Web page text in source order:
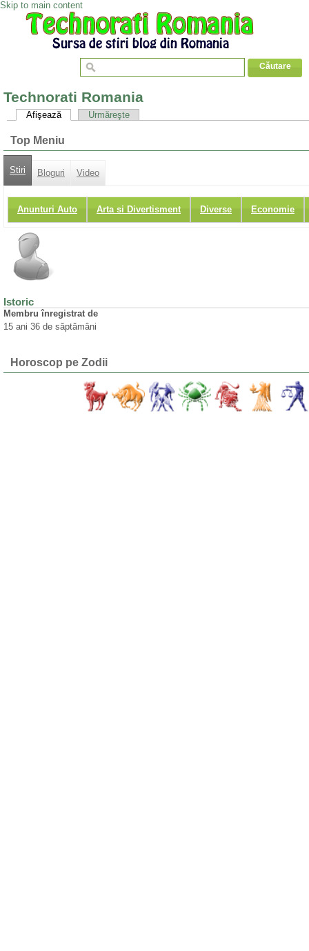
Skip to main content
Technorati Romania
Afişează Urmăreşte
Top Meniu
Stiri Bloguri Video
Anunturi Auto Arta si Divertisment Diverse Economie
Istoric
Membru înregistrat de
15 ani 36 de săptămâni
Horoscop pe Zodii